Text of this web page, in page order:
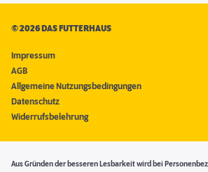
©2026 DAS FUTTERHAUS
Impressum
AGB
Allgemeine Nutzungsbedingungen
Datenschutz
Widerrufsbelehrung
Aus Gründen der besseren Lesbarkeit wird bei